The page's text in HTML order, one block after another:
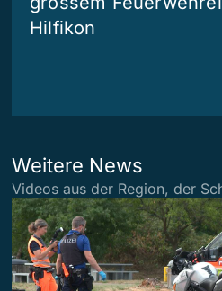
Hilfikon
Weitere News
Videos aus der Region, der